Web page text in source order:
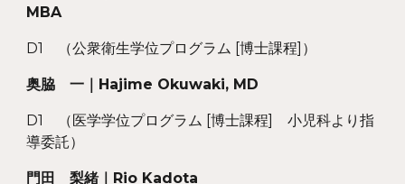
MBA
D1 （公衆衛生学位プログラム [博士課程]）
奥脇 一｜Hajime Okuwaki, MD
D1 （医学学位プログラム [博士課程] 小児科より指
導委託）
門田 梨緒｜Rio Kadota